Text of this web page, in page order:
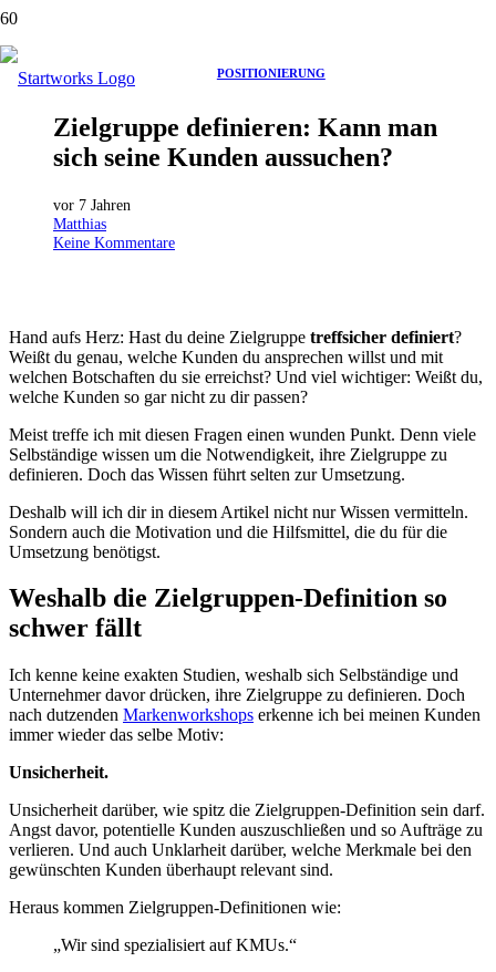
POSITIONIERUNG
Zielgruppe definieren: Kann man
sich seine Kunden aussuchen?
vor 7 Jahren
Matthias
Keine Kommentare
Hand aufs Herz: Hast du deine Zielgruppe treffsicher definiert?
Weißt du genau, welche Kunden du ansprechen willst und mit
welchen Botschaften du sie erreichst? Und viel wichtiger: Weißt du,
welche Kunden so gar nicht zu dir passen?
Meist treffe ich mit diesen Fragen einen wunden Punkt. Denn viele
Selbständige wissen um die Notwendigkeit, ihre Zielgruppe zu
definieren. Doch das Wissen führt selten zur Umsetzung.
Deshalb will ich dir in diesem Artikel nicht nur Wissen vermitteln.
Sondern auch die Motivation und die Hilfsmittel, die du für die
Umsetzung benötigst.
Weshalb die Zielgruppen-Definition so
schwer fällt
Ich kenne keine exakten Studien, weshalb sich Selbständige und
Unternehmer davor drücken, ihre Zielgruppe zu definieren. Doch
nach dutzenden Markenworkshops erkenne ich bei meinen Kunden
immer wieder das selbe Motiv:
Unsicherheit.
Unsicherheit darüber, wie spitz die Zielgruppen-Definition sein darf.
Angst davor, potentielle Kunden auszuschließen und so Aufträge zu
verlieren. Und auch Unklarheit darüber, welche Merkmale bei den
gewünschten Kunden überhaupt relevant sind.
Heraus kommen Zielgruppen-Definitionen wie:
„Wir sind spezialisiert auf KMUs.“